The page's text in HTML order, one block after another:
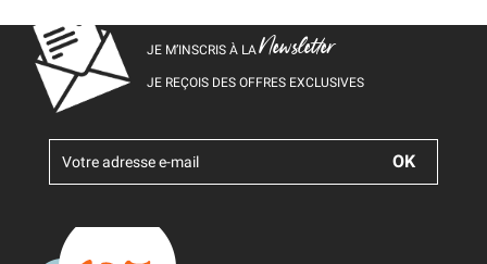
JE M’INSCRIS À LANewsletter
JE REÇOIS DES OFFRES EXCLUSIVES